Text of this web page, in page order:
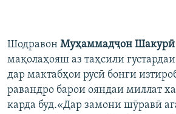
Шодравон Муҳаммадҷон Шакурӣ
мақолаҳояш аз таҳсили
дар мактабҳои русӣ бонги
равандро барои ояндаи миллат
карда буд.«Дар замони шӯравӣ